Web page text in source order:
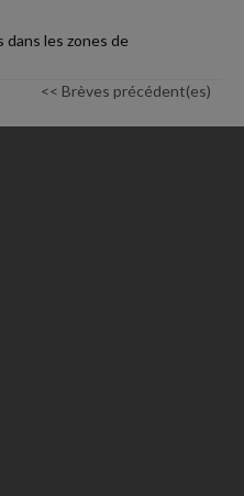
les zones de
<< Brèves précédent(es)